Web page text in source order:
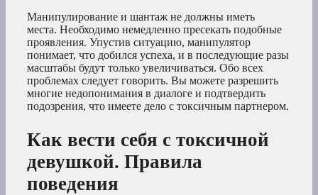
Манипулирование и шантаж не должны иметь
места. Необходимо немедленно пресекать подобные
проявления. Упустив ситуацию, манипулятор
понимает, что добился успеха, и в последующие разы
масштабы будут только увеличиваться. Обо всех
проблемах следует говорить. Вы можете разрешить
многие недопонимания в диалоге и подтвердить
подозрения, что имеете дело с токсичным партнером.
Как вести себя с токсичной
девушкой. Правила
поведения